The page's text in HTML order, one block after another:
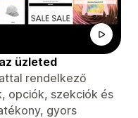
üzleted
rendelkező
opciók, szekciók és
gyors